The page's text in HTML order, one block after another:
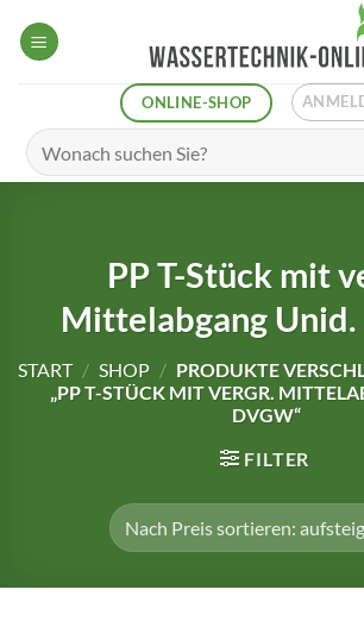
Inhalt
ONLINE-SHOP
Suchen
nach:
PP T-Stück mit
Mittelabgang
START / SHOP / PRODUKTE
„PP T-STÜCK MIT VERGR.
DVGW“
FILTER